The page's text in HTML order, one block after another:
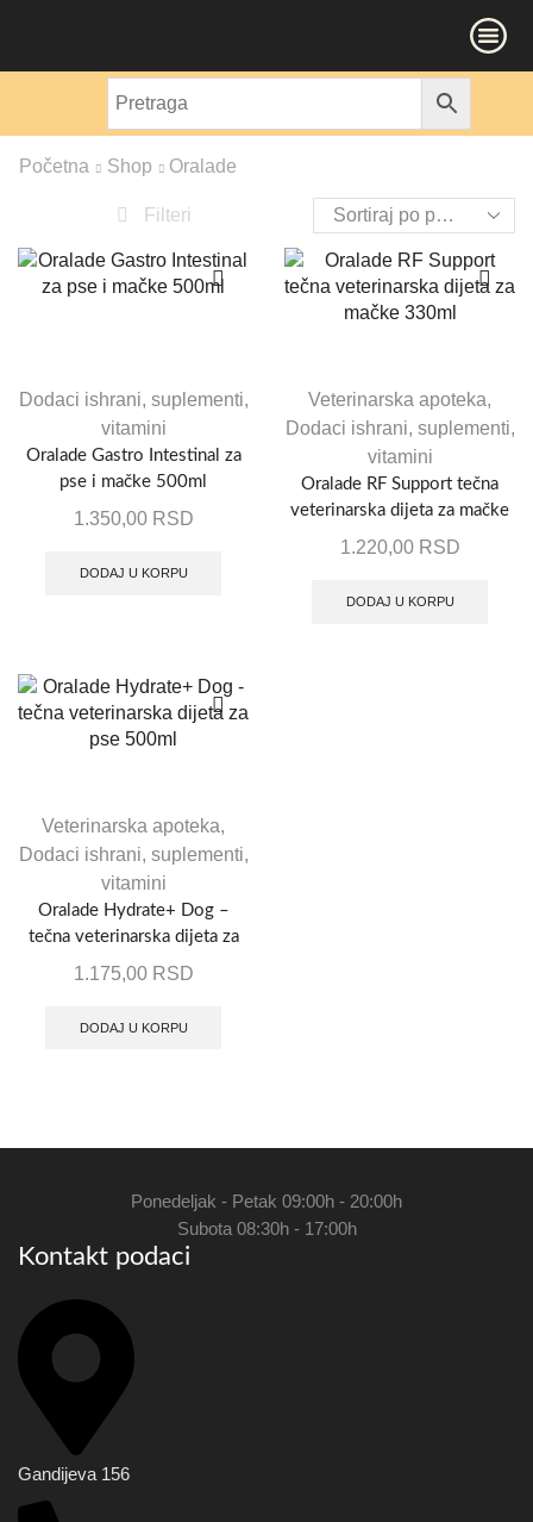
Početna Shop Oralade
Filteri
Dodaci ishrani, suplementi,
vitamini
Oralade Gastro Intestinal za
pse i mačke 500ml
1.350,00 RSD
DODAJ U KORPU
Veterinarska apoteka,
Dodaci ishrani, suplementi,
vitamini
Oralade RF Support tečna
veterinarska dijeta za mačke
330ml
1.220,00 RSD
DODAJ U KORPU
Veterinarska apoteka,
Dodaci ishrani, suplementi,
vitamini
Oralade Hydrate+ Dog –
tečna veterinarska dijeta za
pse 500ml
1.175,00 RSD
DODAJ U KORPU
Ponedeljak - Petak 09:00h - 20:00h
Subota 08:30h - 17:00h
Kontakt podaci
Gandijeva 156